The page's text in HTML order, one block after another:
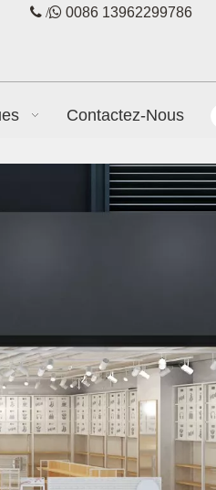
 / 0086 13962299786
Contactez-Nous